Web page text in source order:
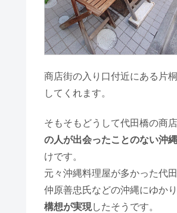
商店街の入り口付近にある片
してくれます。
そもそもどうして代田橋の商
の人が出会ったことのない沖
けです。
元々沖縄料理屋が多かった代
仲原善忠氏などの沖縄にゆか
構想が実現したそうです。